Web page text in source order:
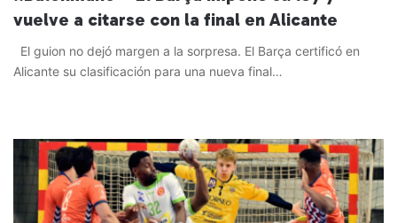
vuelve a citarse con la final en Alicante
El guion no dejó margen a la sorpresa. El Barça certificó en
Alicante su clasificación para una nueva final…